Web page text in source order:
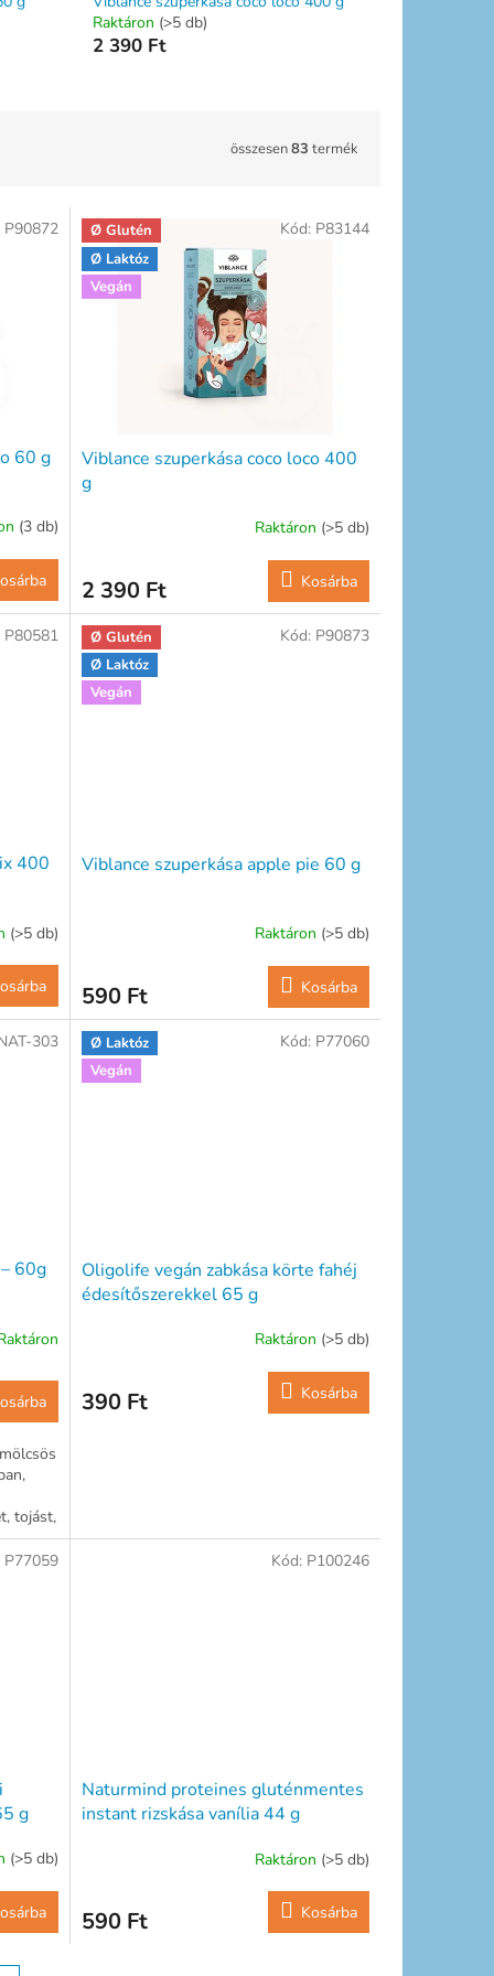
Raktáron (>5 db)
2 390 Ft
összesen83 termék
60 g
(3 db)
P90872
Ø Glutén
Ø Laktóz
Vegán
Viblance szuperkása coco loco 400
g
Raktáron (>5 db)
2 390 Ft Kosárba
Kód: P83144
400
(>5 db)
P80581
Ø Glutén
Ø Laktóz
Vegán
Viblance szuperkása apple pie 60 g
Raktáron (>5 db)
590 Ft Kosárba
Kód: P90873
60g
tojást,
303
Ø Laktóz
Vegán
Oligolife vegán zabkása körte fahéj
édesítőszerekkel 65 g
Raktáron (>5 db)
390 Ft Kosárba
Kód: P77060
g
(>5 db)
P77059
Naturmind proteines gluténmentes
instant rizskása vanília 44 g
Raktáron (>5 db)
590 Ft Kosárba
Kód: P100246